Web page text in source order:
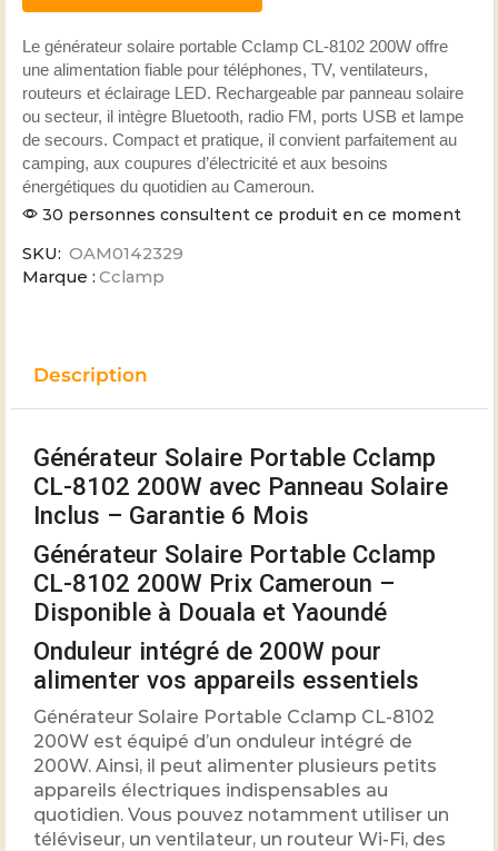
Le générateur solaire portable Cclamp CL-8102 200W offre
une alimentation fiable pour téléphones, TV, ventilateurs,
routeurs et éclairage LED. Rechargeable par panneau solaire
ou secteur, il intègre Bluetooth, radio FM, ports USB et lampe
de secours. Compact et pratique, il convient parfaitement au
camping, aux coupures d’électricité et aux besoins
énergétiques du quotidien au Cameroun.
30 personnes consultent ce produit en ce moment
SKU: OAM0142329
Marque : Cclamp
Description
Générateur Solaire Portable Cclamp
CL-8102 200W avec Panneau Solaire
Inclus – Garantie 6 Mois
Générateur Solaire Portable Cclamp
CL-8102 200W Prix Cameroun –
Disponible à Douala et Yaoundé
Onduleur intégré de 200W pour
alimenter vos appareils essentiels
Générateur Solaire Portable Cclamp CL-8102
200W est équipé d’un onduleur intégré de
200W. Ainsi, il peut alimenter plusieurs petits
appareils électriques indispensables au
quotidien. Vous pouvez notamment utiliser un
téléviseur, un ventilateur, un routeur Wi-Fi, des